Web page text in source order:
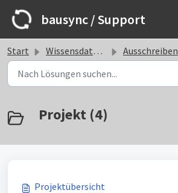
bausync / Support
Start Wissensdatenbank Ausschreiben
Projekt (4)
Projektübersicht